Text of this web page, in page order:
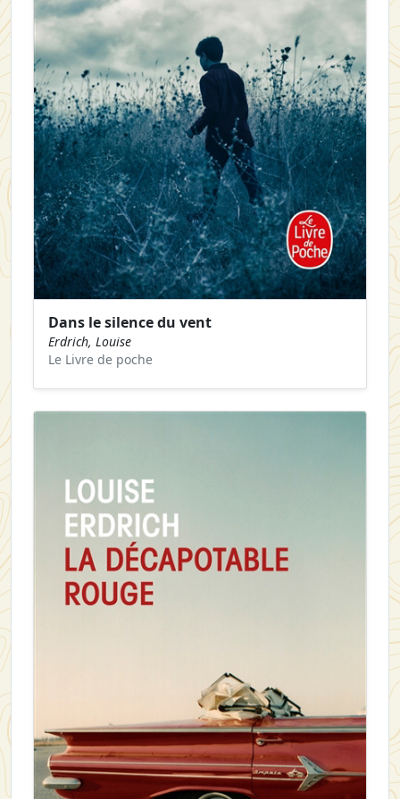
Dans le silence du vent
Erdrich, Louise
Le Livre de poche